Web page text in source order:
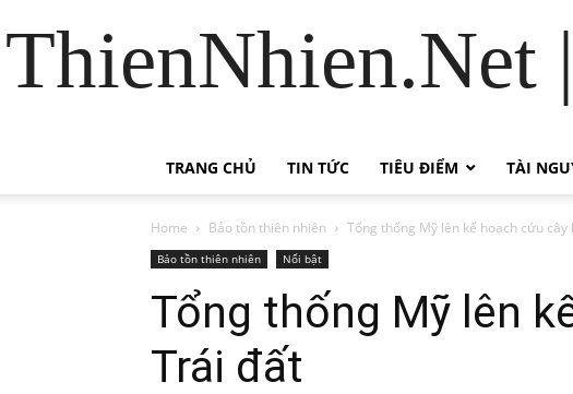
ThienNhien.Net
TRANG CHỦ TIN TỨC TIÊU ĐIỂM TÀI
Home Bảo tồn thiên nhiên Tổng thống Mỹ lên kế hoạch cứu
Bảo tồn thiên nhiên Nổi bật
Tổng thống Mỹ lên
Trái đất